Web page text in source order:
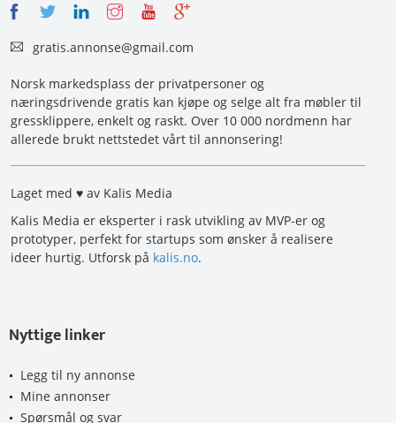
gratis.annonse@gmail.com
Norsk markedsplass der privatpersoner og
næringsdrivende gratis kan kjøpe og selge alt fra møbler til
gressklippere, enkelt og raskt. Over 10 000 nordmenn har
allerede brukt nettstedet vårt til annonsering!
Laget med ♥ av Kalis Media
Kalis Media er eksperter i rask utvikling av MVP-er og
prototyper, perfekt for startups som ønsker å realisere
ideer hurtig. Utforsk på kalis.no.
Nyttige linker
Legg til ny annonse
Mine annonser
Spørsmål og svar